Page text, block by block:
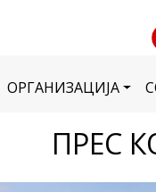
ОРГАНИЗАЦИЈА
ПРЕС